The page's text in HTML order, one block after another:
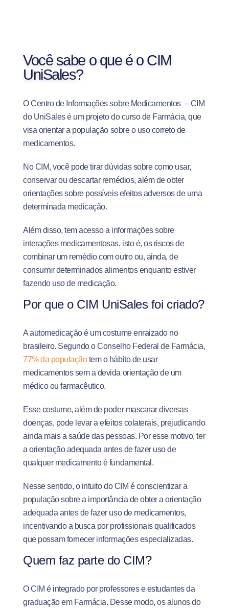
Você sabe o que é o CIM
UniSales?
O Centro de Informações sobre Medicamentos – CIM
do UniSales é um projeto do curso de Farmácia, que
visa orientar a população sobre o uso correto de
medicamentos.
No CIM, você pode tirar dúvidas sobre como usar,
conservar ou descartar remédios, além de obter
orientações sobre possíveis efeitos adversos de uma
determinada medicação.
Além disso, tem acesso a informações sobre
interações medicamentosas, isto é, os riscos de
combinar um remédio com outro ou, ainda, de
consumir determinados alimentos enquanto estiver
fazendo uso de medicação.
Por que o CIM UniSales foi criado?
A automedicação é um costume enraizado no
brasileiro. Segundo o Conselho Federal de Farmácia,
77% da populaçãotem o hábito de usar
medicamentos sem a devida orientação de um
médico ou farmacêutico.
Esse costume, além de poder mascarar diversas
doenças, pode levar a efeitos colaterais, prejudicando
ainda mais a saúde das pessoas. Por esse motivo, ter
a orientação adequada antes de fazer uso de
qualquer medicamento é fundamental.
Nesse sentido, o intuito do CIM é conscientizar a
população sobre a importância de obter a orientação
adequada antes de fazer uso de medicamentos,
incentivando a busca por profissionais qualificados
que possam fornecer informações especializadas.
Quem faz parte do CIM?
O CIM é integrado por professores e estudantes da
graduação em Farmácia. Desse modo, os alunos do